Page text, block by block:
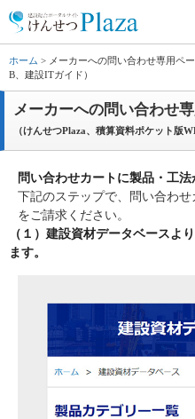
ホーム > メーカーへの問い合わせ専用ペ
B、建設ITガイド）
メーカーへの問い合わせ
（けんせつPlaza、積算資料ポケット版
問い合わせカートに製品・工法
下記のステップで、問い合わ
をご請求ください。
（１） 建設資材データベースよ
ます。